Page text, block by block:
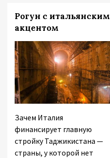
Рогун с итальянским
акцентом
Зачем Италия
финансирует главную
стройку Таджикистана —
страны, у которой нет